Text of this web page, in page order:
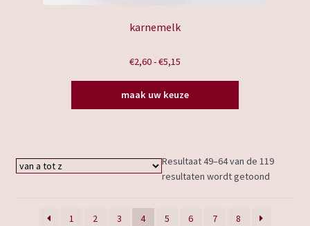
karnemelk
€2,60-€5,15
tot
€5,15
maak uw keuze
Deze
optie
gekozen
Resultaat 49–64 van de 119
resultaten wordt getoond
1 2 3 4 5 6 7 8